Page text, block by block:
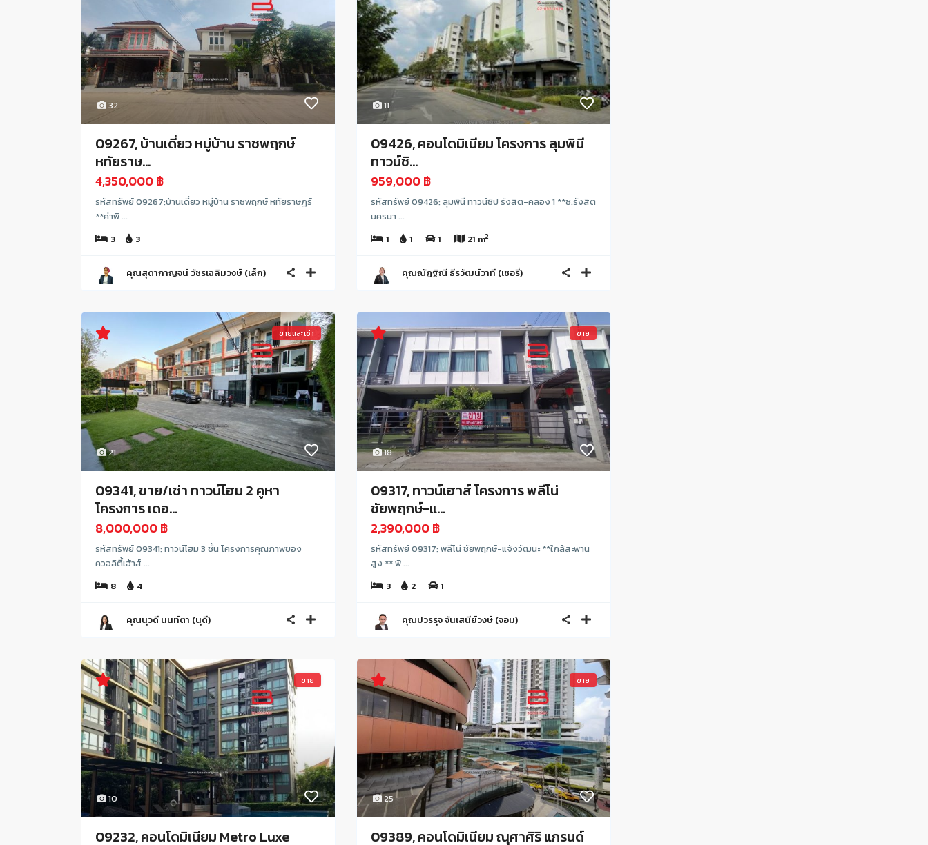
32
09267, บ้านเดี่ยว หมู่บ้าน ราชพฤกษ์
หทัยราษ...
4,350,000 ฿
รหัสทรัพย์ 09267:บ้านเดี่ยว หมู่บ้าน ราชพฤกษ์ หทัยราษฎร์
**ค่าพิ ...
3
3
คุณสุดากาญจน์ วัชรเฉลิมวงษ์ (เล็ก)
11
09426, คอนโดมิเนียม โครงการ ลุมพินี
ทาวน์ชิ...
959,000 ฿
รหัสทรัพย์ 09426: ลุมพินี ทาวน์ชิป รังสิต-คลอง 1 **ซ.รังสิต
นครนา ...
1
1 1 21 m2
คุณณัฏฐิณี ธีรวัฒน์วาที (เชอรี่)
21
ขายและเช่า
09341, ขาย/เช่า ทาวน์โฮม 2 คูหา
โครงการ เดอ...
8,000,000 ฿
รหัสทรัพย์ 09341: ทาวน์โฮม 3 ชั้น โครงการคุณภาพของ
ควอลิตี้เฮ้าส์ ...
8
4
คุณนุวดี นนท์ตา (นุดี)
18
ขาย
09317, ทาวน์เฮาส์ โครงการ พลีโน่
ชัยพฤกษ์-แ...
2,390,000 ฿
รหัสทรัพย์ 09317: พลีโน่ ชัยพฤกษ์-แจ้งวัฒนะ **ใกล้สะพาน
สูง ** พิ ...
3
2 1
คุณปวรรุจ จันเสนีย์วงษ์ (จอม)
10
ขาย
09232, คอนโดมิเนียม Metro Luxe
25
ขาย
09389, คอนโดมิเนียม ณุศาศิริ แกรนด์